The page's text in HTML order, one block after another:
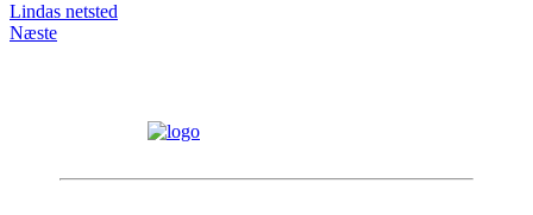
Lindas netsted
Næste